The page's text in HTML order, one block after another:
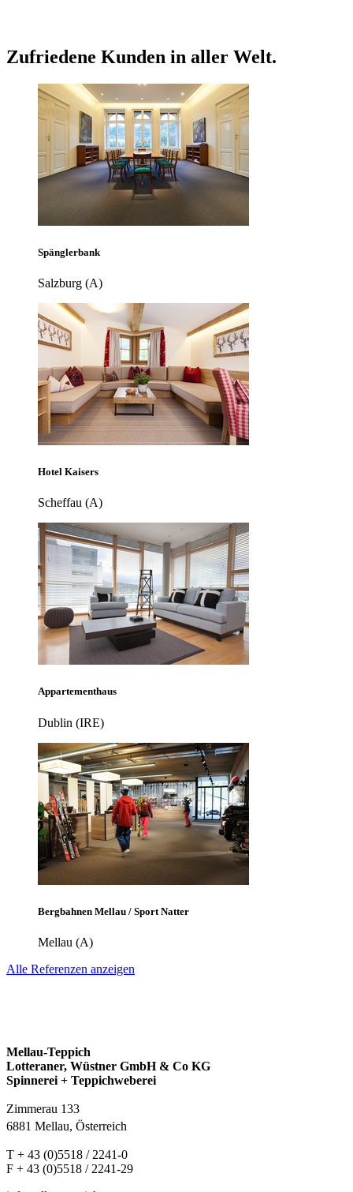
Zufriedene Kunden in aller Welt.
Spänglerbank
Salzburg (A)
Hotel Kaisers
Scheffau (A)
Appartementhaus
Dublin (IRE)
Bergbahnen Mellau / Sport Natter
Mellau (A)
Alle Referenzen anzeigen
Mellau-Teppich
Lotteraner, Wüstner GmbH & Co KG
Spinnerei + Teppichweberei
Zimmerau 133
6881 Mellau, Österreich
T + 43 (0)5518 / 2241-0
F + 43 (0)5518 / 2241-29